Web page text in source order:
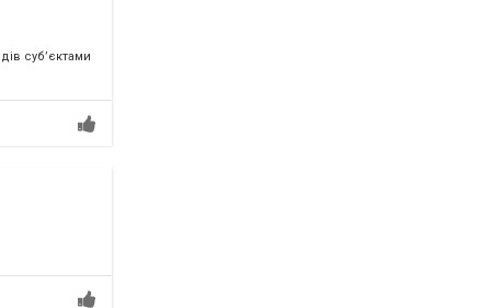
суб’єктами